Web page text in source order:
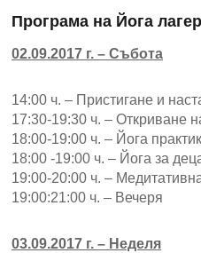
Програма на Йога
02.09.2017 г. – Събота
14:00 ч. – Пристигане и
17:30-19:30 ч. – Откриване
18:00-19:00 ч. – Йога
18:00 -19:00 ч. – Йога за
19:00-20:00 ч. –
19:00:21:00 ч. – Вечеря
03.09.2017 г. – Неделя